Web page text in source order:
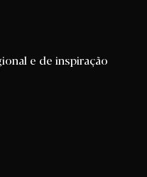
e de inspiração